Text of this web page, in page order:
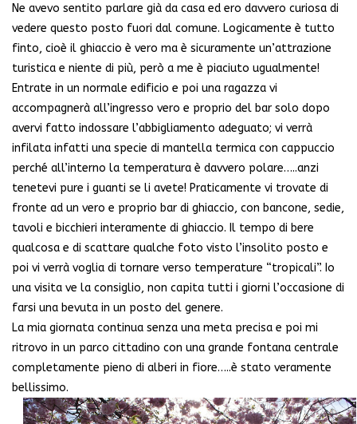
Ne avevo sentito parlare già da casa ed ero davvero curiosa di
vedere questo posto fuori dal comune. Logicamente è tutto
finto, cioè il ghiaccio è vero ma è sicuramente un’attrazione
turistica e niente di più, però a me è piaciuto ugualmente!
Entrate in un normale edificio e poi una ragazza vi
accompagnerà all’ingresso vero e proprio del bar solo dopo
avervi fatto indossare l’abbigliamento adeguato; vi verrà
infilata infatti una specie di mantella termica con cappuccio
perché all’interno la temperatura è davvero polare…..anzi
tenetevi pure i guanti se li avete! Praticamente vi trovate di
fronte ad un vero e proprio bar di ghiaccio, con bancone, sedie,
tavoli e bicchieri interamente di ghiaccio. Il tempo di bere
qualcosa e di scattare qualche foto visto l’insolito posto e
poi vi verrà voglia di tornare verso temperature “tropicali”. Io
una visita ve la consiglio, non capita tutti i giorni l’occasione di
farsi una bevuta in un posto del genere.
La mia giornata continua senza una meta precisa e poi mi
ritrovo in un parco cittadino con una grande fontana centrale
completamente pieno di alberi in fiore…..è stato veramente
bellissimo.